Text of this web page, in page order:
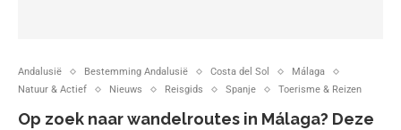
Andalusië Bestemming Andalusië Costa del Sol
Málaga
Natuur & Actief
Nieuws Reisgids Spanje Toerisme & Reizen
Op zoek naar wandelroutes in Málaga? Deze